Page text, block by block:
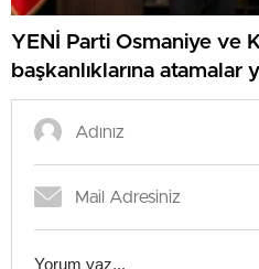
YENİ Parti Osmaniye ve
başkanlıklarına atamalar